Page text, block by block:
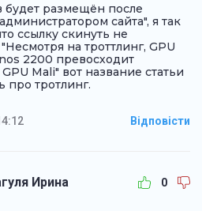
будет размещён после
сайта", я так
ссылку скинуть не
на троттлинг, GPU
2200 превосходит
Mali" вот название статьи
про тротлинг.
Відповісти
Ирина 0